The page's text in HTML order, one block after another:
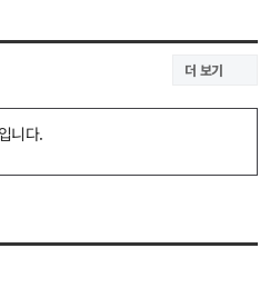
더 보기